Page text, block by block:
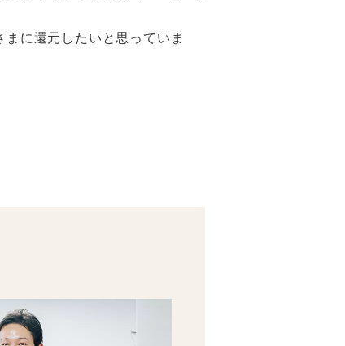
に還元したいと思っていま